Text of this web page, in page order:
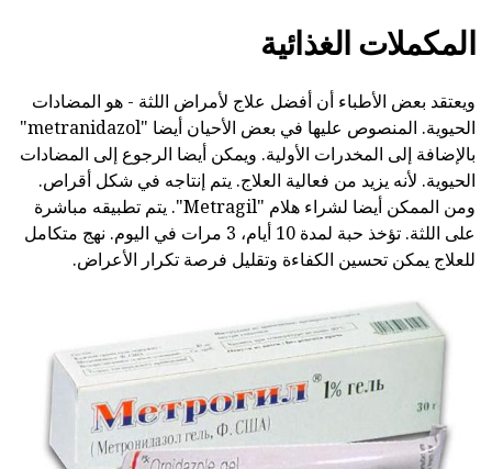
المكملات الغذائية
ويعتقد بعض الأطباء أن أفضل علاج لأمراض اللثة - هو المضادات
الحيوية. المنصوص عليها في بعض الأحيان أيضا "metranidazol"
بالإضافة إلى المخدرات الأولية. ويمكن أيضا الرجوع إلى المضادات
الحيوية. لأنه يزيد من فعالية العلاج. يتم إنتاجه في شكل أقراص.
ومن الممكن أيضا لشراء هلام "Metragil". يتم تطبيقه مباشرة
على اللثة. تؤخذ حبة لمدة 10 أيام، 3 مرات في اليوم. نهج متكامل
للعلاج يمكن تحسين الكفاءة وتقليل فرصة تكرار الأعراض.